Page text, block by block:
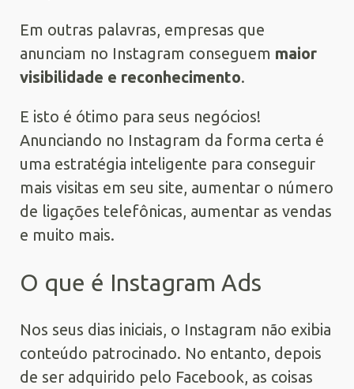
Em outras palavras, empresas que
anunciam no Instagram conseguem maior
visibilidade e reconhecimento.
E isto é ótimo para seus negócios!
Anunciando no Instagram da forma certa é
uma estratégia inteligente para conseguir
mais visitas em seu site, aumentar o número
de ligações telefônicas, aumentar as vendas
e muito mais.
O que é Instagram Ads
Nos seus dias iniciais, o Instagram não exibia
conteúdo patrocinado. No entanto, depois
de ser adquirido pelo Facebook, as coisas